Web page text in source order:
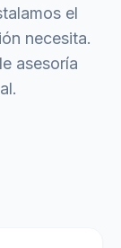
el
necesita.
asesoría